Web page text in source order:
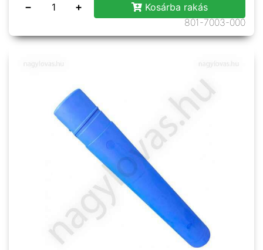
− +
Kosárba rakás
801-7003-000